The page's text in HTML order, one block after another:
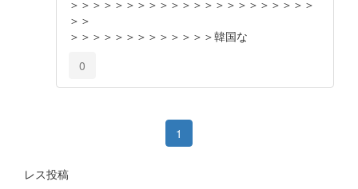
＞＞＞＞＞＞＞＞＞＞＞＞＞＞＞＞＞＞＞＞＞＞
＞＞
＞＞＞＞＞＞＞＞＞＞＞＞＞韓国な
0
1
レス投稿